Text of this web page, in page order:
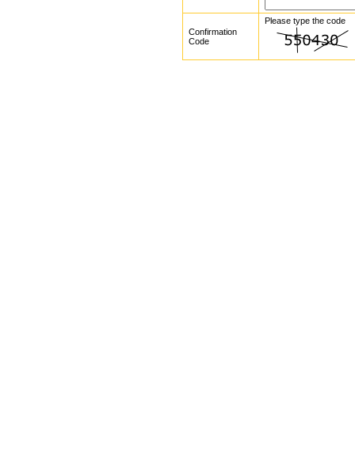
Confirmation
Code
Please type the code